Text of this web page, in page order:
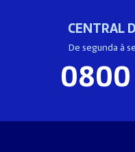
CENTRAL
De segunda à
0800